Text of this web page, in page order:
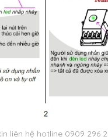
liên hệ hotline 0909 296